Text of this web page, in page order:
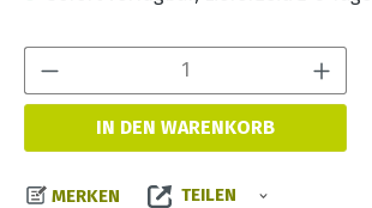
IN DEN WARENKORB
MERKEN TEILEN